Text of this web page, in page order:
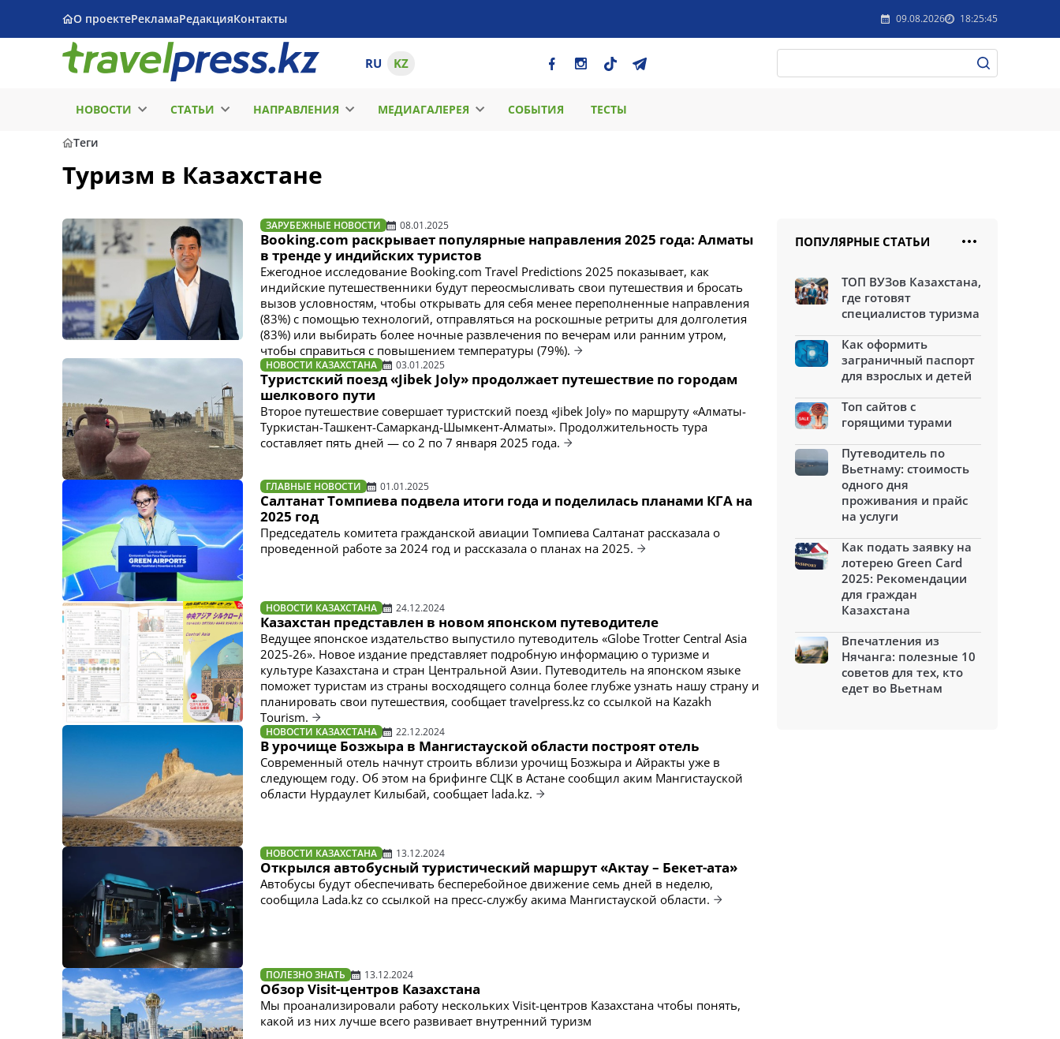
О проектеРекламаРедакцияКонтакты 09.08.2026 18:25:45
RU KZ
НОВОСТИ СТАТЬИ НАПРАВЛЕНИЯ МЕДИАГАЛЕРЕЯ СОБЫТИЯ ТЕСТЫ
Теги
Туризм в Казахстане
ЗАРУБЕЖНЫЕ НОВОСТИ 08.01.2025
Booking.com раскрывает популярные направления 2025 года: Алматы
в тренде у индийских туристов
Ежегодное исследование Booking.com Travel Predictions 2025 показывает, как
индийские путешественники будут переосмысливать свои путешествия и бросать
вызов условностям, чтобы открывать для себя менее переполненные направления
(83%) с помощью технологий, отправляться на роскошные ретриты для долголетия
(83%) или выбирать более ночные развлечения по вечерам или ранним утром,
чтобы справиться с повышением температуры (79%).
НОВОСТИ КАЗАХСТАНА 03.01.2025
Туристский поезд «Jibek Joly» продолжает путешествие по городам
шелкового пути
Второе путешествие совершает туристский поезд «Jibek Joly» по маршруту «Алматы-
Туркистан-Ташкент-Самарканд-Шымкент-Алматы». Продолжительность тура
составляет пять дней — со 2 по 7 января 2025 года.
ГЛАВНЫЕ НОВОСТИ 01.01.2025
Салтанат Томпиева подвела итоги года и поделилась планами КГА на
2025 год
Председатель комитета гражданской авиации Томпиева Салтанат рассказала о
проведенной работе за 2024 год и рассказала о планах на 2025.
НОВОСТИ КАЗАХСТАНА 24.12.2024
Казахстан представлен в новом японском путеводителе
Ведущее японское издательство выпустило путеводитель «Globe Trotter Central Asia
2025-26». Новое издание представляет подробную информацию о туризме и
культуре Казахстана и стран Центральной Азии. Путеводитель на японском языке
поможет туристам из страны восходящего солнца более глубже узнать нашу страну и
планировать свои путешествия, сообщает travelpress.kz со ссылкой на Kazakh
Tourism.
НОВОСТИ КАЗАХСТАНА 22.12.2024
В урочище Бозжыра в Мангистауской области построят отель
Современный отель начнут строить вблизи урочищ Бозжыра и Айракты уже в
следующем году. Об этом на брифинге СЦК в Астане сообщил аким Мангистауской
области Нурдаулет Килыбай, сообщает lada.kz.
НОВОСТИ КАЗАХСТАНА 13.12.2024
Открылся автобусный туристический маршрут «Актау – Бекет-ата»
Автобусы будут обеспечивать бесперебойное движение семь дней в неделю,
сообщила Lada.kz со ссылкой на пресс-службу акима Мангистауской области.
ПОЛЕЗНО ЗНАТЬ 13.12.2024
Обзор Visit-центров Казахстана
Мы проанализировали работу нескольких Visit-центров Казахстана чтобы понять,
какой из них лучше всего развивает внутренний туризм
ПОПУЛЯРНЫЕ СТАТЬИ
ТОП ВУЗов Казахстана,
где готовят
специалистов туризма
Как оформить
заграничный паспорт
для взрослых и детей
Топ сайтов с
горящими турами
Путеводитель по
Вьетнаму: стоимость
одного дня
проживания и прайс
на услуги
Как подать заявку на
лотерею Green Card
2025: Рекомендации
для граждан
Казахстана
Впечатления из
Нячанга: полезные 10
советов для тех, кто
едет во Вьетнам